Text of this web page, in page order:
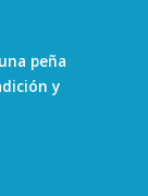
peña
y